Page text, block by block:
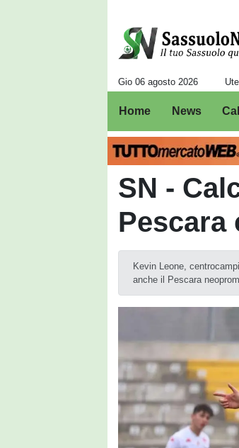
Gio 06 agosto 2026
Home News
SN -
Pescara
Kevin Leone,
anche il Pescara